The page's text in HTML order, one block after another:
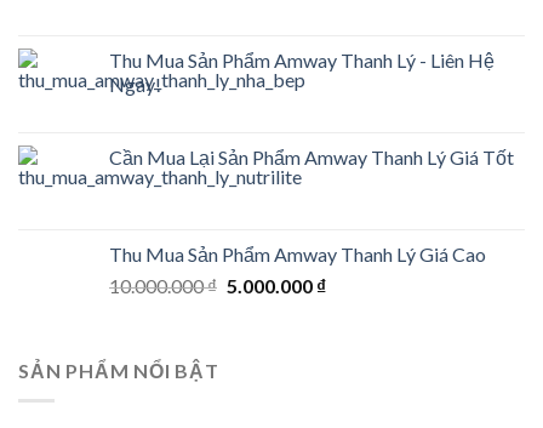
Thu Mua Sản Phẩm Amway Thanh Lý - Liên Hệ
Ngay!
Cần Mua Lại Sản Phẩm Amway Thanh Lý Giá Tốt
Thu Mua Sản Phẩm Amway Thanh Lý Giá Cao
10.000.000₫ Original
5.000.000 ₫Current
SẢN PHẨM NỔI BẬT